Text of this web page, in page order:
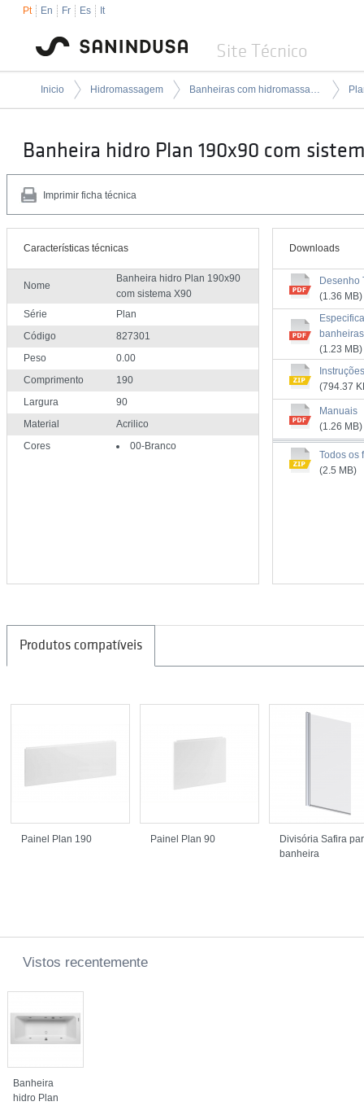
Pt En Fr Es It
Site Técnico
Inicio Hidromassagem Banheiras com hidromassagem
Banheira hidro Plan 190x90 com
Imprimir ficha técnica
Características técnicas
Nome
Banheira hidro Plan 190x90
com sistema X90
Série
Plan
Código
827301
Peso
0.00
Comprimento
190
Largura
90
Material
Acrilico
Cores
00-Branco
Downloads
Desenho
(1.36 MB)
(1.23 MB)
(794.37
Manuais
(1.26 MB)
Todos os
(2.5 MB)
Produtos compatíveis
Painel Plan 190 Painel Plan 90
Divisória Safira
banheira
Vistos recentemente
Banheira
hidro Plan